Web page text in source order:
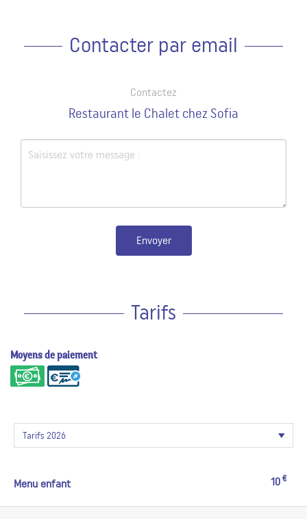
Contacter par email
Contactez
Restaurant le Chalet chez Sofia
Envoyer
Tarifs
Moyens de paiement
Menu enfant 10 €